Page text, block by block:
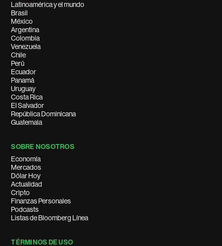
Latinoamérica y el mundo
Brasil
México
Argentina
Colombia
Venezuela
Chile
Perú
Ecuador
Panamá
Uruguay
Costa Rica
El Salvador
República Dominicana
Guatemala
SOBRE NOSOTROS
Economía
Mercados
Dólar Hoy
Actualidad
Cripto
Finanzas Personales
Podcasts
Listas de Bloomberg Línea
TÉRMINOS DE USO